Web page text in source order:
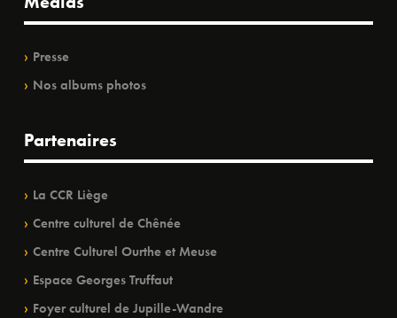
Presse
Nos albums photos
Partenaires
La CCR Liège
Centre culturel de Chênée
Centre Culturel Ourthe et Meuse
Espace Georges Truffaut
Foyer culturel de Jupille-Wandre